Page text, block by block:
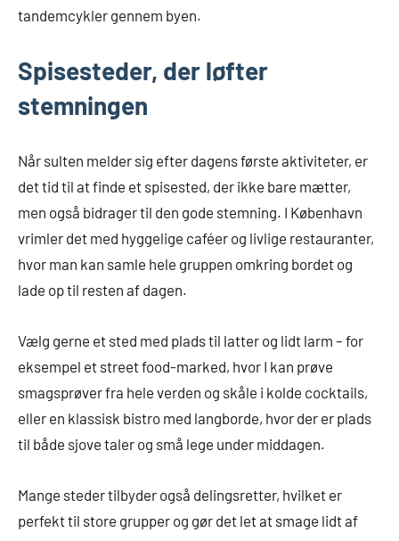
tandemcykler gennem byen.
Spisesteder, der løfter
stemningen
Når sulten melder sig efter dagens første aktiviteter, er
det tid til at finde et spisested, der ikke bare mætter,
men også bidrager til den gode stemning. I København
vrimler det med hyggelige caféer og livlige restauranter,
hvor man kan samle hele gruppen omkring bordet og
lade op til resten af dagen.
Vælg gerne et sted med plads til latter og lidt larm – for
eksempel et street food-marked, hvor I kan prøve
smagsprøver fra hele verden og skåle i kolde cocktails,
eller en klassisk bistro med langborde, hvor der er plads
til både sjove taler og små lege under middagen.
Mange steder tilbyder også delingsretter, hvilket er
perfekt til store grupper og gør det let at smage lidt af